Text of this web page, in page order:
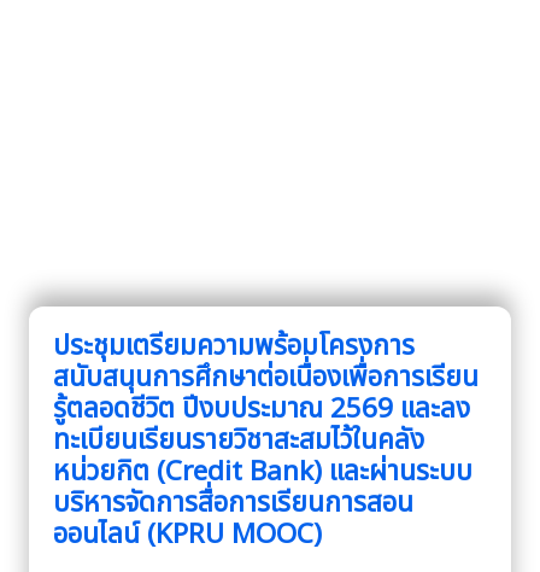
ประชุมเตรียมความพร้อมโครงการ
สนับสนุนการศึกษาต่อเนื่องเพื่อการเรียน
รู้ตลอดชีวิต ปีงบประมาณ 2569 และลง
ทะเบียนเรียนรายวิชาสะสมไว้ในคลัง
หน่วยกิต (Credit Bank) และผ่านระบบ
บริหารจัดการสื่อการเรียนการสอน
ออนไลน์ (KPRU MOOC)